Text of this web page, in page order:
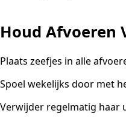
Houd Afvoeren
Plaats zeefjes in alle
Spoel wekelijks door met
Verwijder regelmatig haar